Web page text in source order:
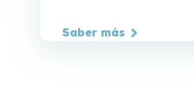
Saber más